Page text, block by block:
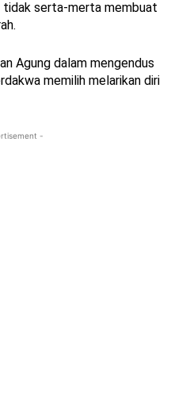
tidak serta-merta membuat
Agung dalam mengendus
memilih melarikan diri
-